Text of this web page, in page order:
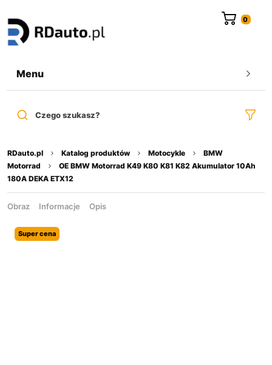
Menu
Czego szukasz?
RDauto.pl Katalog produktów Motocykle
BMW
Motorrad
OE BMW Motorrad K49 K80 K81 K82 Akumulator 10Ah
180A DEKA ETX12
Obraz Informacje Opis
Super cena